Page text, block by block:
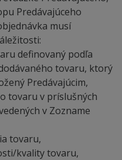
Predávajúceho
musí
definovaný podľa
tovaru, ktorý
Predávajúcim,
tovaru v príslušných
v Zozname
tovaru,
kvality tovaru,